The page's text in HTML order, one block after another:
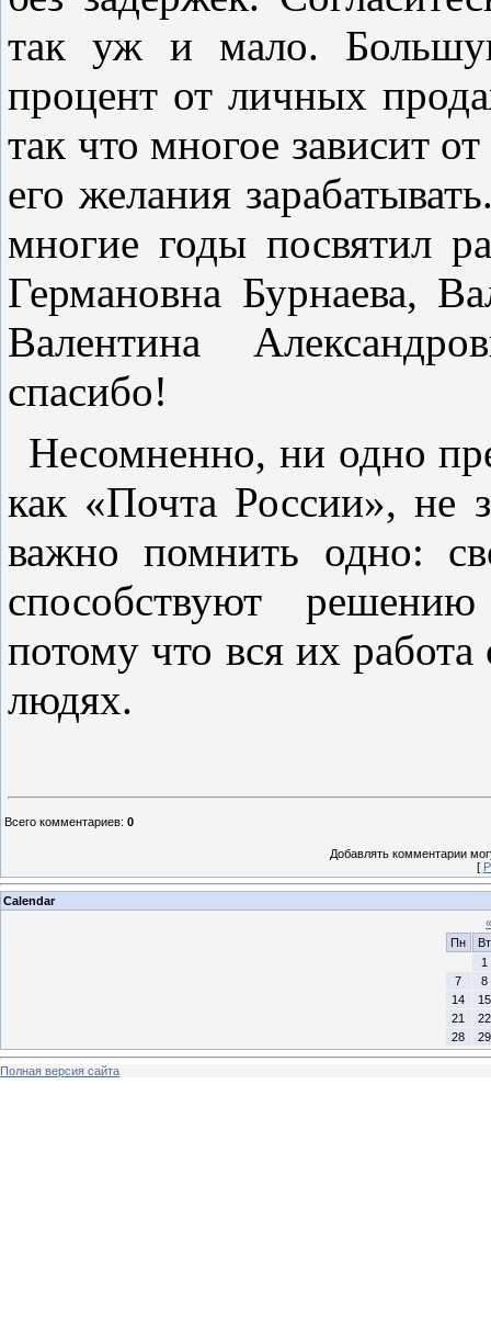
так уж и мало.
процент от личных
так что многое зависит
его желания
многие годы посвятил
Германовна Бурнаева,
Валентина
спасибо!
Несомненно, ни одно
как «Почта России», не
важно помнить одно:
способствуют
потому что вся их
людях.
Всего комментариев: 0
Добавлять комментарии
[
Calendar
«
Пн
Вт
1
7
8
14
15
21
22
28
29
Полная версия сайта